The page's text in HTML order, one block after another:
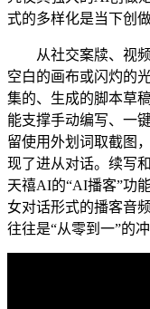
式的多样化是当下创
从社交案牍、视频
空白的画布或闪灼的
集的、生成的脚本草
能支撑手动编写、一
留使用外划词取截图
现了进从对话。续写
天禧AI的“AI播客”功
女对话形式的播客音
往往是“从零到一”的冲